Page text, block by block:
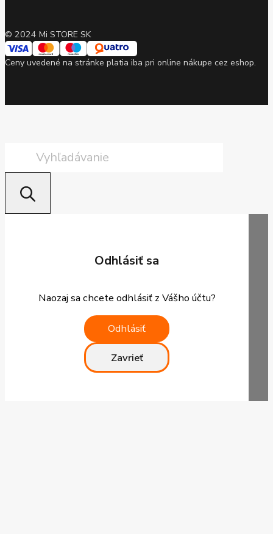
© 2024 Mi STORE SK
Ceny uvedené na stránke platia iba pri online nákupe cez eshop.
Odhlásiť sa
Naozaj sa chcete odhlásiť z Vášho účtu?
Odhlásiť
Zavrieť